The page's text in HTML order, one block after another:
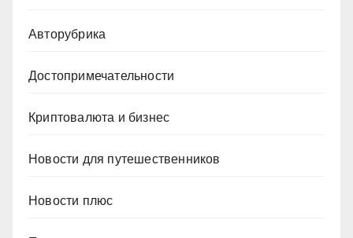
Авторубрика
Достопримечательности
Криптовалюта и бизнес
Новости для путешественников
Новости плюс